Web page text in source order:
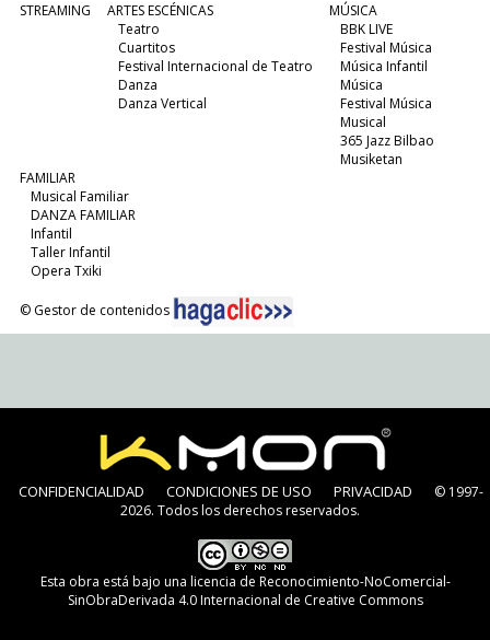
STREAMING
ARTES ESCÉNICAS
Teatro
Cuartitos
Festival Internacional de Teatro
Danza
Danza Vertical
MÚSICA
BBK LIVE
Festival Música
Música Infantil
Música
Festival Música
Musical
365 Jazz Bilbao
Musiketan
FAMILIAR
Musical Familiar
DANZA FAMILIAR
Infantil
Taller Infantil
Opera Txiki
© Gestor de contenidos
CONFIDENCIALIDAD CONDICIONES DE USO PRIVACIDAD
© 1997-
2026. Todos los derechos reservados.
Esta obra está bajo una licencia de Reconocimiento-NoComercial-
SinObraDerivada 4.0 Internacional de Creative Commons